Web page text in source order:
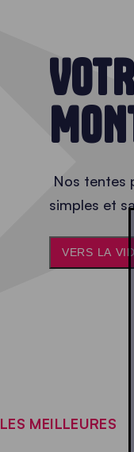
Nos tentes
simples et
VERS LA
LES MEILLEURES